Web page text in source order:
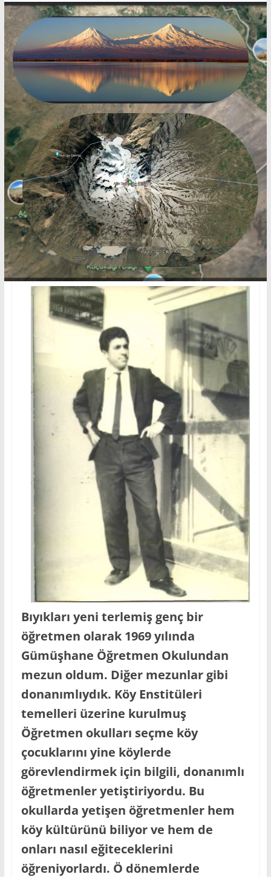
İl
Erzurum-
Şenkaya
Yöresinin
Eğitim,
Bilim
ve
Genel
Kültür
Sitesi.
Bıyıkları yeni terlemiş genç bir
öğretmen olarak 1969 yılında
Gümüşhane Öğretmen Okulundan
mezun oldum. Diğer mezunlar gibi
donanımlıydık. Köy Enstitüleri
temelleri üzerine kurulmuş
Öğretmen okulları seçme köy
çocuklarını yine köylerde
görevlendirmek için bilgili, donanımlı
öğretmenler yetiştiriyordu. Bu
okullarda yetişen öğretmenler hem
köy kültürünü biliyor ve hem de
onları nasıl eğiteceklerini
öğreniyorlardı. Ö dönemlerde